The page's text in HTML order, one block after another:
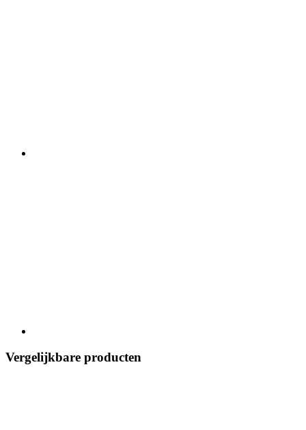
Vergelijkbare producten